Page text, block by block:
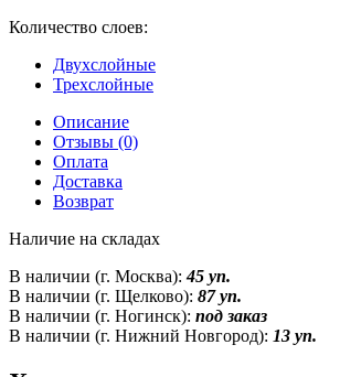
Количество слоев:
Двухслойные
Трехслойные
Описание
Отзывы (0)
Оплата
Доставка
Возврат
Наличие на складах
В наличии (г. Москва):45 уп.
В наличии (г. Щелково): 87 уп.
В наличии (г. Ногинск): под заказ
В наличии (г. Нижний Новгород): 13 уп.